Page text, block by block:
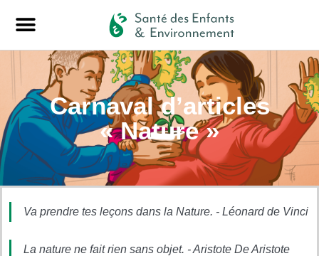
Carnaval d’articles
« Nature »
Va prendre tes leçons dans la Nature. - Léonard de Vinci
La nature ne fait rien sans objet. - Aristote De Aristote